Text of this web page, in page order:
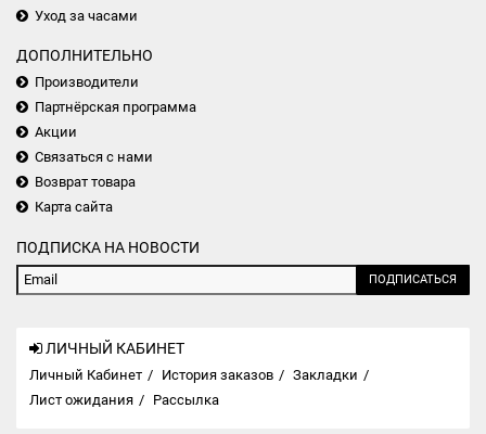
Уход за часами
ДОПОЛНИТЕЛЬНО
Производители
Партнёрская программа
Акции
Связаться с нами
Возврат товара
Карта сайта
ПОДПИСКА НА НОВОСТИ
ПОДПИСАТЬСЯ
ЛИЧНЫЙ КАБИНЕТ
Личный Кабинет История заказов
Закладки
Лист ожидания
Рассылка